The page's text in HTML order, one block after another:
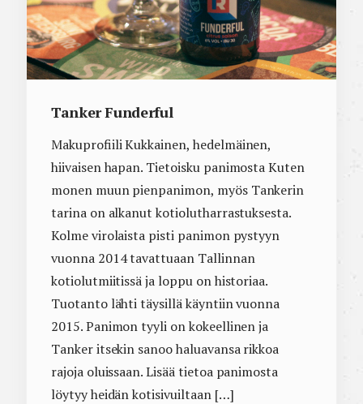
Tanker Funderful
Makuprofiili Kukkainen, hedelmäinen,
hiivaisen hapan. Tietoisku panimosta Kuten
monen muun pienpanimon, myös Tankerin
tarina on alkanut kotiolutharrastuksesta.
Kolme virolaista pisti panimon pystyyn
vuonna 2014 tavattuaan Tallinnan
kotiolutmiitissä ja loppu on historiaa.
Tuotanto lähti täysillä käyntiin vuonna
2015. Panimon tyyli on kokeellinen ja
Tanker itsekin sanoo haluavansa rikkoa
rajoja oluissaan. Lisää tietoa panimosta
löytyy heidän kotisivuiltaan […]